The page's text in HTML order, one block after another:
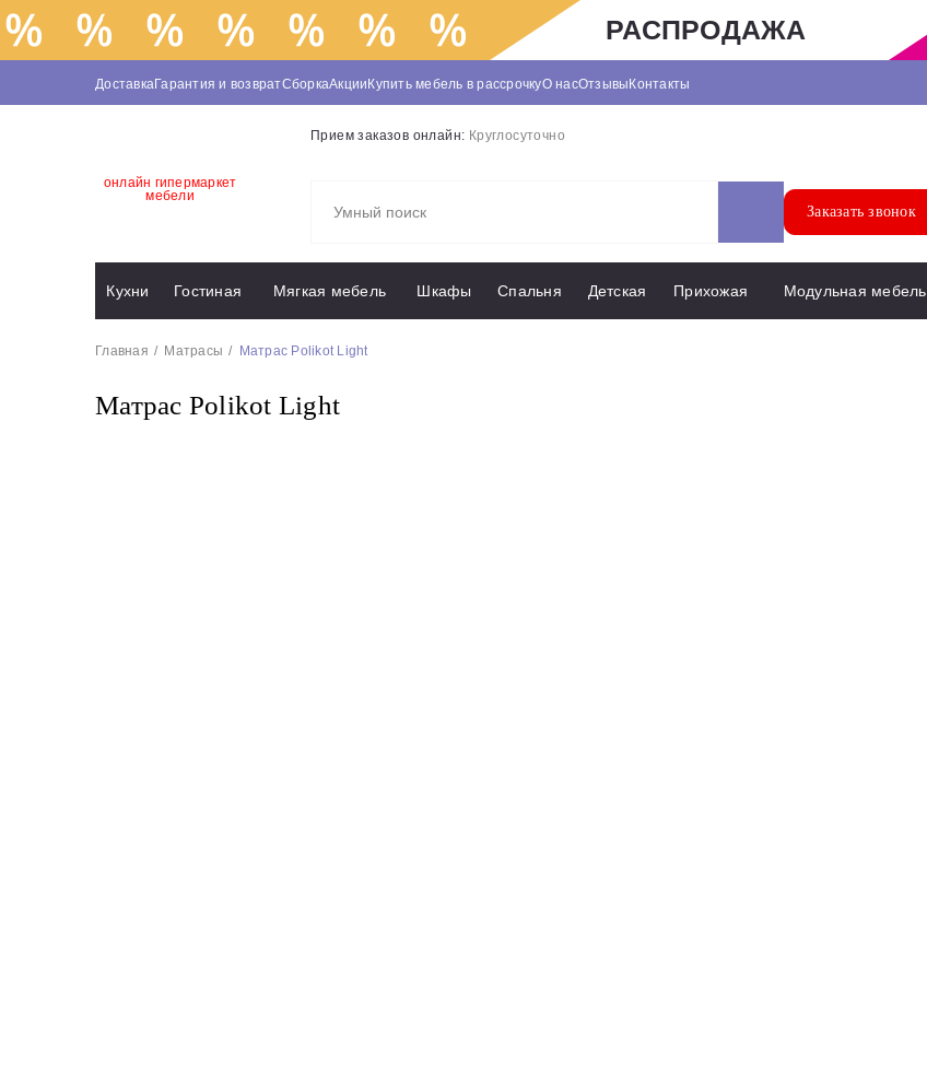
РАСПРОДАЖА
ДоставкаГарантия и возвратСборкаАкцииКупить мебель в рассрочкуО насОтзывыКонтакты
онлайн гипермаркет
мебели
Прием заказов онлайн: Круглосуточно
Заказать звонок
Кухни Гостиная Мягкая мебель Шкафы Спальня Детская Прихожая Модульная мебель
Главная Матрасы Матрас Polikot Light
Матрас Polikot Light